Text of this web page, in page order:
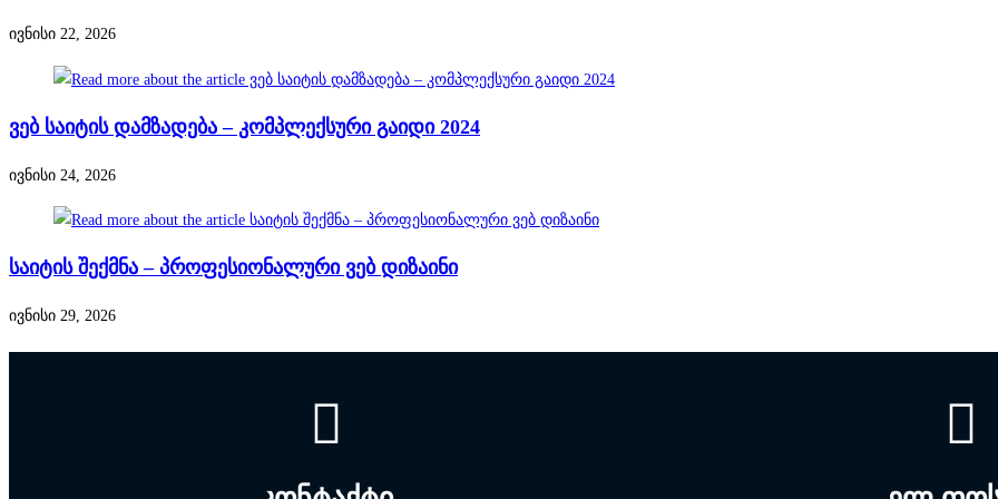
ივნისი 22, 2026
ვებ საიტის დამზადება – კომპლექსური გაიდი 2024
ივნისი 24, 2026
საიტის შექმნა – პროფესიონალური ვებ დიზაინი
ივნისი 29, 2026